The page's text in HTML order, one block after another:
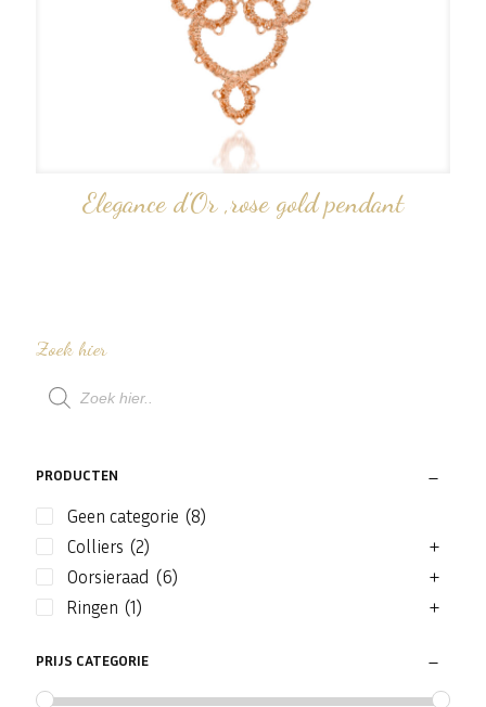
Elegance d’Or ,rose gold pendant
Zoek hier
Producten
zoeken
PRODUCTEN
Geen categorie (8)
Colliers (2)
Oorsieraad (6)
Ringen (1)
PRIJS CATEGORIE